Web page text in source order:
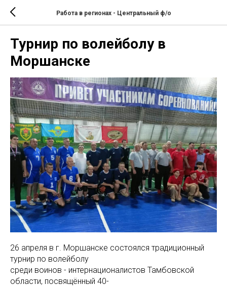
Работа в регионах - Центральный ф/о
Турнир по волейболу в
Моршанске
26 апреля в г. Моршанске состоялся традиционный
турнир по волейболу
среди воинов - интернационалистов Тамбовской
области, посвящённый 40-